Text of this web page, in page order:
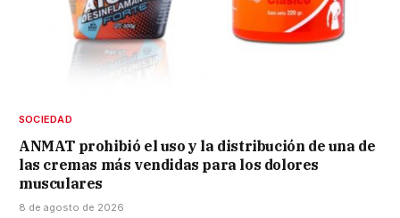
SOCIEDAD
ANMAT prohibió el uso y la distribución de una de
las cremas más vendidas para los dolores
musculares
8 de agosto de 2026